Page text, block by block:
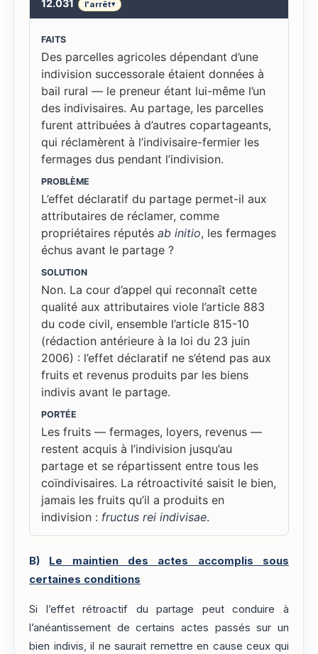
12.031 l'arrêt▾
FAITS
Des parcelles agricoles dépendant d’une
indivision successorale étaient données à
bail rural — le preneur étant lui-même l’un
des indivisaires. Au partage, les parcelles
furent attribuées à d’autres copartageants,
qui réclamèrent à l’indivisaire-fermier les
fermages dus pendant l’indivision.
PROBLÈME
L’effet déclaratif du partage permet-il aux
attributaires de réclamer, comme
propriétaires réputés ab initio, les fermages
échus avant le partage ?
SOLUTION
Non. La cour d’appel qui reconnaît cette
qualité aux attributaires viole l’article 883
du code civil, ensemble l’article 815-10
(rédaction antérieure à la loi du 23 juin
2006) : l’effet déclaratif ne s’étend pas aux
fruits et revenus produits par les biens
indivis avant le partage.
PORTÉE
Les fruits — fermages, loyers, revenus —
restent acquis à l’indivision jusqu’au
partage et se répartissent entre tous les
coïndivisaires. La rétroactivité saisit le bien,
jamais les fruits qu’il a produits en
indivision : fructus rei indivisae.
B) Le maintien des actes accomplis sous
certaines conditions
Si l’effet rétroactif du partage peut conduire à
l’anéantissement de certains actes passés sur un
bien indivis, il ne saurait remettre en cause ceux qui